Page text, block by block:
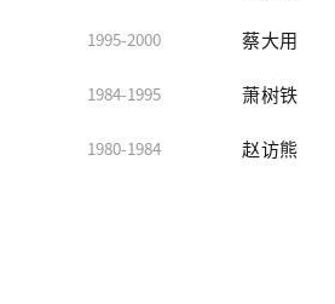
蔡大用
1995-2000
萧树铁
1984-1995
赵访熊
1980-1984